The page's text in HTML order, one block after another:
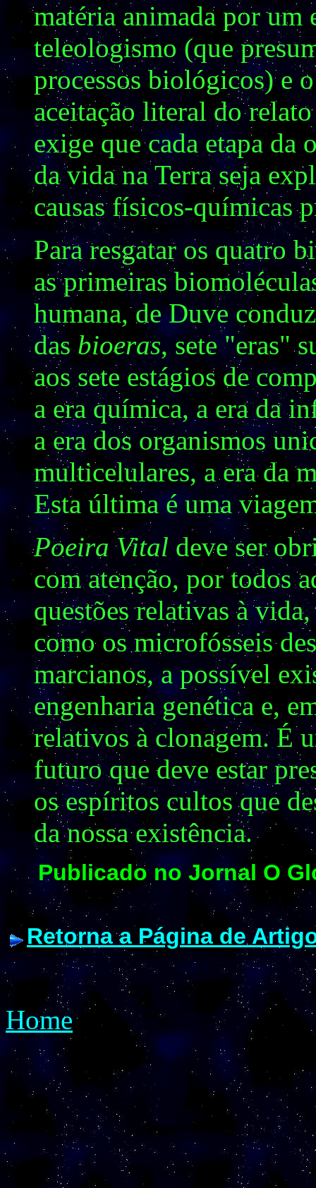
matéria animada por
teleologismo (que
processos biológicos) e
aceitação literal do
exige que cada etapa
da vida na Terra seja
causas físicos-químicas
Para resgatar os quatro
as primeiras
humana, de Duve
das bioeras, sete "eras"
aos sete estágios de
a era química, a era da
a era dos organismos
multicelulares, a era da
Esta última é uma
Poeira Vital deve ser
com atenção, por todos
questões relativas à
como os microfósseis
marcianos, a possível
engenharia genética e,
relativos à clonagem. É
futuro que deve estar
os espíritos cultos que
da nossa existência.
Publicado no Jornal O
Retorna a Página de
Home